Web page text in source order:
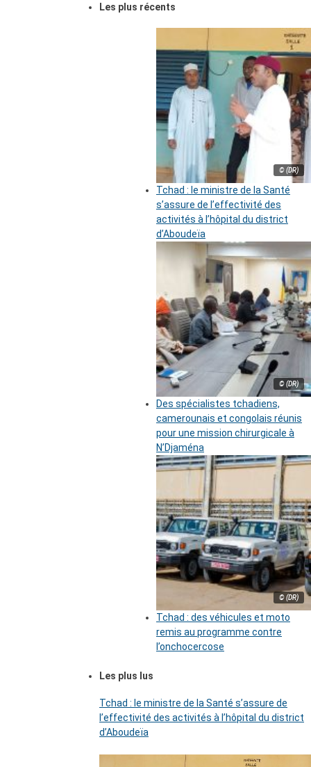
Les plus récents
© (DR)
Tchad : le ministre de la Santé
s’assure de l’effectivité des
activités à l’hôpital du district
d’Aboudeïa
© (DR)
Des spécialistes tchadiens,
camerounais et congolais réunis
pour une mission chirurgicale à
N’Djaména
© (DR)
Tchad : des véhicules et moto
remis au programme contre
l’onchocercose
Les plus lus
Tchad : le ministre de la Santé s’assure de
l’effectivité des activités à l’hôpital du district
d’Aboudeïa